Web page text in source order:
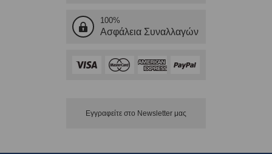
100%
Ασφάλεια Συναλλαγών
Εγγραφείτε στο Νewsletter μας